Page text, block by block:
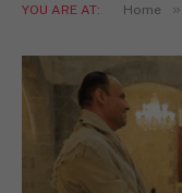
YOU ARE AT: Home »